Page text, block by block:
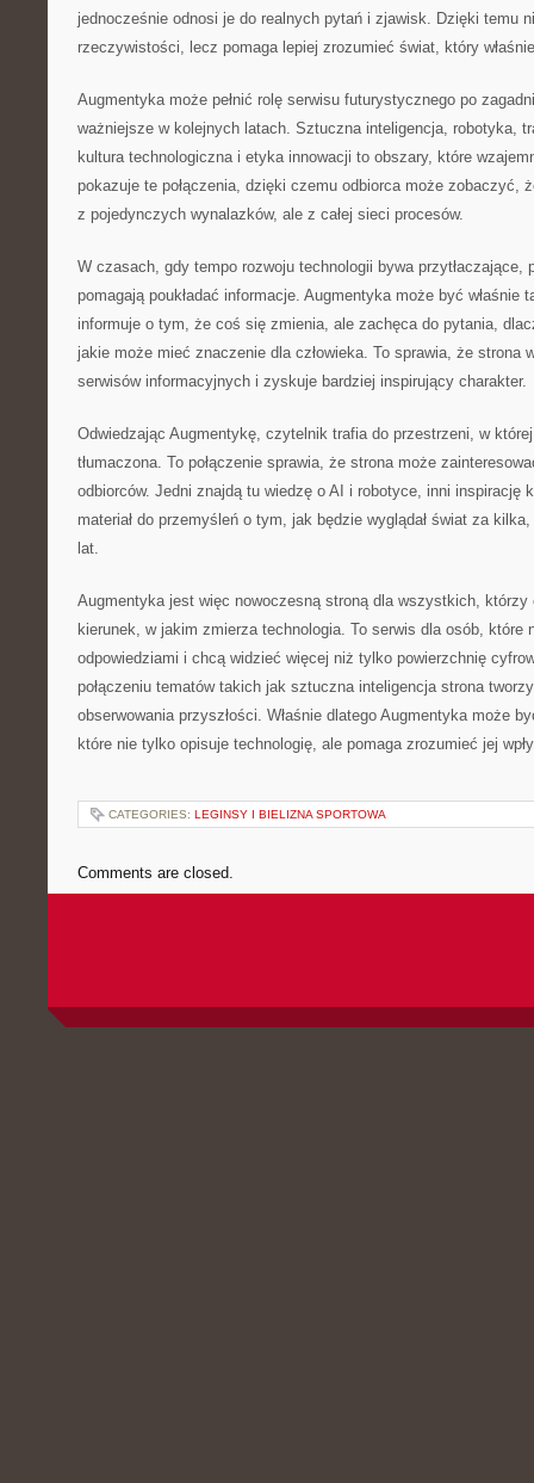
jednocześnie odnosi je do realnych pytań i zjawisk. Dzięki temu
rzeczywistości, lecz pomaga lepiej zrozumieć świat, który
Augmentyka może pełnić rolę serwisu futurystycznego po
ważniejsze w kolejnych latach. Sztuczna inteligencja, robotyka,
kultura technologiczna i etyka innowacji to obszary, które
pokazuje te połączenia, dzięki czemu odbiorca może zobaczyć,
z pojedynczych wynalazków, ale z całej sieci procesów.
W czasach, gdy tempo rozwoju technologii bywa przytłaczające,
pomagają poukładać informacje. Augmentyka może być właśnie
informuje o tym, że coś się zmienia, ale zachęca do pytania,
jakie może mieć znaczenie dla człowieka. To sprawia, że strona
serwisów informacyjnych i zyskuje bardziej inspirujący charakter.
Odwiedzając Augmentykę, czytelnik trafia do przestrzeni, w
tłumaczona. To połączenie sprawia, że strona może
odbiorców. Jedni znajdą tu wiedzę o AI i robotyce, inni inspirację
materiał do przemyśleń o tym, jak będzie wyglądał świat za
lat.
Augmentyka jest więc nowoczesną stroną dla wszystkich, którzy
kierunek, w jakim zmierza technologia. To serwis dla osób, które
odpowiedziami i chcą widzieć więcej niż tylko powierzchnię
połączeniu tematów takich jak sztuczna inteligencja strona
obserwowania przyszłości. Właśnie dlatego Augmentyka może
które nie tylko opisuje technologię, ale pomaga zrozumieć jej
CATEGORIES: LEGINSY I BIELIZNA SPORTOWA
Comments are closed.